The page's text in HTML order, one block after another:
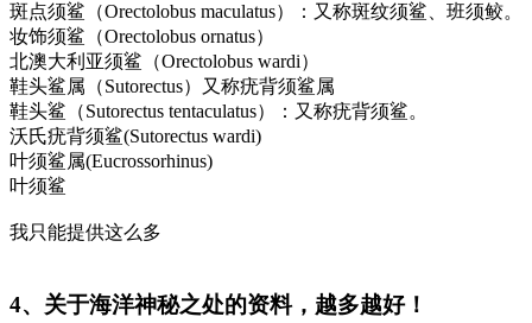
斑点须鲨（Orectolobus maculatus）：又称斑纹须鲨、班须鲛。
妆饰须鲨（Orectolobus ornatus）
北澳大利亚须鲨（Orectolobus wardi）
鞋头鲨属（Sutorectus）又称疣背须鲨属
鞋头鲨（Sutorectus tentaculatus）：又称疣背须鲨。
沃氏疣背须鲨(Sutorectus wardi)
叶须鲨属(Eucrossorhinus)
叶须鲨
我只能提供这么多
4、关于海洋神秘之处的资料，越多越好！